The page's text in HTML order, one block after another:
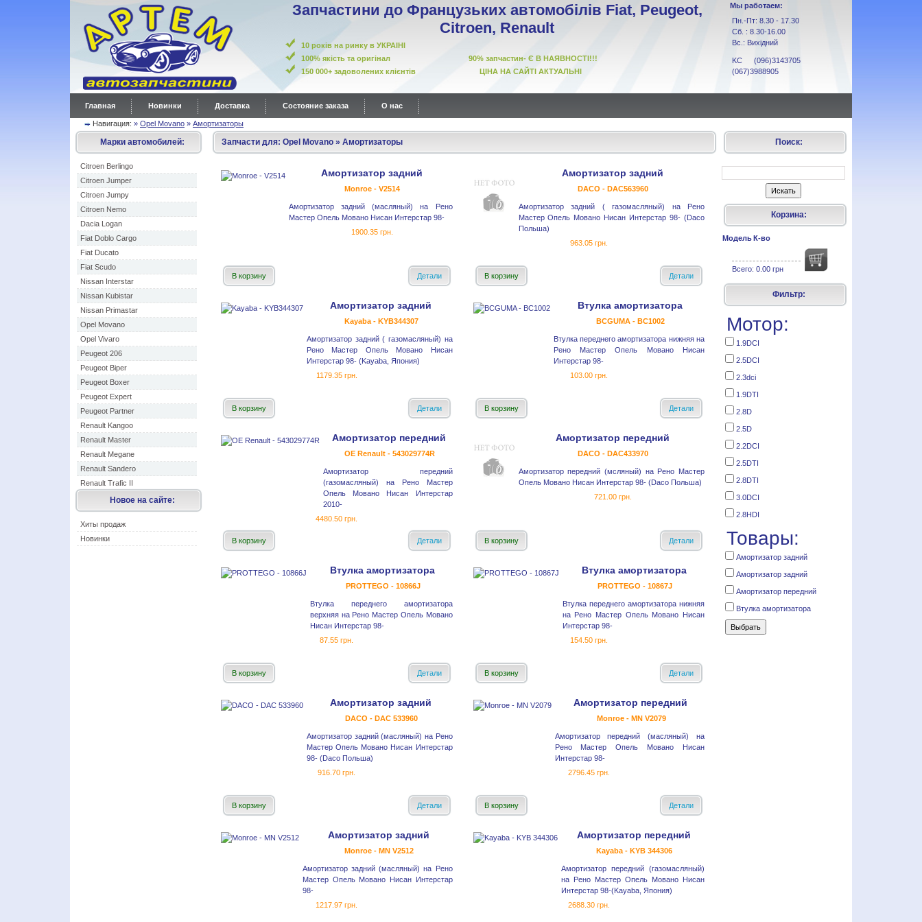
Запчастини до Французьких автомобілів Fiat, Peugeot,
Citroen, Renault
10 років на ринку в УКРАІНІ
100% якість та оригінал 90% запчастин- Є В НАЯВНОСТІ!!!
150 000+ задоволених клієнтів ЦІНА НА САЙТІ АКТУАЛЬНІ
Мы работаем:
Пн.-Пт: 8.30 - 17.30
Сб. : 8.30-16.00
Вс.: Вихідний
KC (096)3143705
(067)3988905
Главная Новинки Доставка Состояние заказа О нас
Навигация: » Opel Movano » Амортизаторы
Марки автомобилей:
Citroen Berlingo
Citroen Jumper
Citroen Jumpy
Citroen Nemo
Dacia Logan
Fiat Doblo Cargo
Fiat Ducato
Fiat Scudo
Nissan Interstar
Nissan Kubistar
Nissan Primastar
Opel Movano
Opel Vivaro
Peugeot 206
Peugeot Biper
Peugeot Boxer
Peugeot Expert
Peugeot Partner
Renault Kangoo
Renault Master
Renault Megane
Renault Sandero
Renault Trafic II
Новое на сайте:
Хиты продаж
Новинки
Запчасти для: Opel Movano » Амортизаторы
Амортизатор задний
Monroe - V2514
Амортизатор задний (масляный) на Рено
Мастер Опель Мовано Нисан Интерстар 98-
1900.35 грн.
В корзину Детали
Амортизатор задний
DACO - DAC563960
Амортизатор задний ( газомасляный) на Рено
Мастер Опель Мовано Нисан Интерстар 98- (Daco
Польша)
963.05 грн.
В корзину Детали
Амортизатор задний
Kayaba - KYB344307
Амортизатор задний ( газомасляный) на
Рено Мастер Опель Мовано Нисан
Интерстар 98- (Kayaba, Япония)
1179.35 грн.
В корзину Детали
Втулка амортизатора
BCGUMA - BC1002
Втулка переднего амортизатора нижняя на
Рено Мастер Опель Мовано Нисан
Интерстар 98-
103.00 грн.
В корзину Детали
Амортизатор передний
OE Renault - 543029774R
Амортизатор передний
(газомасляный) на Рено Мастер
Опель Мовано Нисан Интерстар
2010-
4480.50 грн.
В корзину Детали
Амортизатор передний
DACO - DAC433970
Амортизатор передний (мсляный) на Рено Мастер
Опель Мовано Нисан Интерстар 98- (Daco Польша)
721.00 грн.
В корзину Детали
Втулка амортизатора
PROTTEGO - 10866J
Втулка переднего амортизатора
верхняя на Рено Мастер Опель Мовано
Нисан Интерстар 98-
87.55 грн.
В корзину Детали
Втулка амортизатора
PROTTEGO - 10867J
Втулка переднего амортизатора нижняя
на Рено Мастер Опель Мовано Нисан
Интерстар 98-
154.50 грн.
В корзину Детали
Амортизатор задний
DACO - DAC 533960
Амортизатор задний (масляный) на Рено
Мастер Опель Мовано Нисан Интерстар
98- (Daco Польша)
916.70 грн.
В корзину Детали
Амортизатор передний
Monroe - MN V2079
Амортизатор передний (масляный) на
Рено Мастер Опель Мовано Нисан
Интерстар 98-
2796.45 грн.
В корзину Детали
Амортизатор задний
Monroe - MN V2512
Амортизатор задний (масляный) на Рено
Мастер Опель Мовано Нисан Интерстар
98-
1217.97 грн.
Амортизатор передний
Kayaba - KYB 344306
Амортизатор передний (газомасляный)
на Рено Мастер Опель Мовано Нисан
Интерстар 98-(Kayaba, Япония)
2688.30 грн.
Поиск:
Корзина:
МодельК-во
Всего: 0.00 грн
Фильтр:
Мотор:
1.9DCI
2.5DCI
2.3dci
1.9DTI
2.8D
2.5D
2.2DCI
2.5DTI
2.8DTI
3.0DCI
2.8HDI
Товары:
Амортизатор задний
Амортизатор задний
Амортизатор передний
Втулка амортизатора